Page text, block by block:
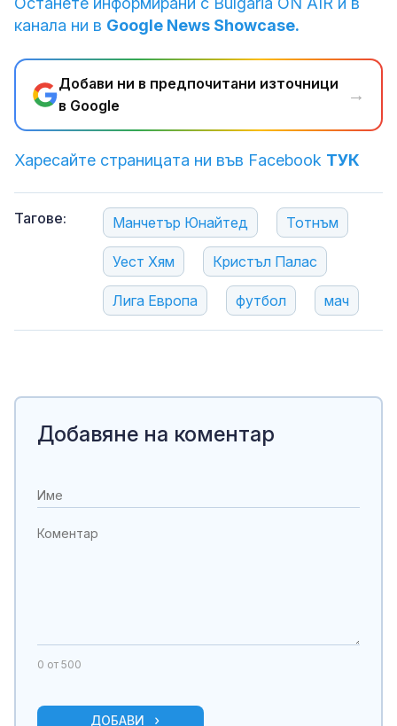
канала ни в Google News Showcase.
Добави ни в предпочитани източници
в Google
→
Харесайте страницата ни във Facebook ТУК
Тагове: Манчетър Юнайтед Тотнъм
Уест Хям Кристъл Палас
Лига Европа футбол мач
Добавяне на коментар
0 от 500
ДОБАВИ